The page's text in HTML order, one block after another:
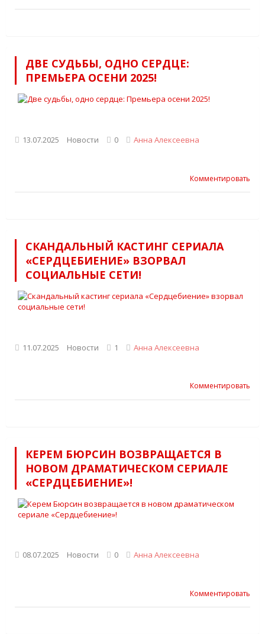
ДВЕ СУДЬБЫ, ОДНО СЕРДЦЕ:
ПРЕМЬЕРА ОСЕНИ 2025!
13.07.2025 Новости 0 Анна Алексеевна
Комментировать
СКАНДАЛЬНЫЙ КАСТИНГ СЕРИАЛА
«СЕРДЦЕБИЕНИЕ» ВЗОРВАЛ
СОЦИАЛЬНЫЕ СЕТИ!
11.07.2025 Новости 1 Анна Алексеевна
Комментировать
КЕРЕМ БЮРСИН ВОЗВРАЩАЕТСЯ В
НОВОМ ДРАМАТИЧЕСКОМ СЕРИАЛЕ
«СЕРДЦЕБИЕНИЕ»!
08.07.2025 Новости 0 Анна Алексеевна
Комментировать